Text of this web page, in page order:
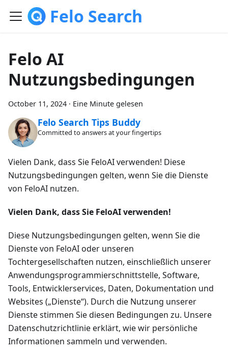
Felo Search
Felo AI
Nutzungsbedingungen
October 11, 2024 · Eine Minute gelesen
Felo Search Tips Buddy
Committed to answers at your fingertips
Vielen Dank, dass Sie FeloAI verwenden! Diese
Nutzungsbedingungen gelten, wenn Sie die Dienste
von FeloAI nutzen.
Vielen Dank, dass Sie FeloAI verwenden!
Diese Nutzungsbedingungen gelten, wenn Sie die
Dienste von FeloAI oder unseren
Tochtergesellschaften nutzen, einschließlich unserer
Anwendungsprogrammierschnittstelle, Software,
Tools, Entwicklerservices, Daten, Dokumentation und
Websites („Dienste“). Durch die Nutzung unserer
Dienste stimmen Sie diesen Bedingungen zu. Unsere
Datenschutzrichtlinie erklärt, wie wir persönliche
Informationen sammeln und verwenden.